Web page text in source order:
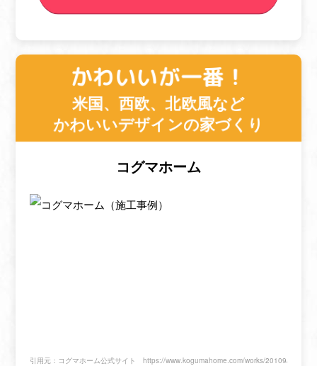
かわいいが一番！
米国、西欧、北欧風など
かわいいデザインの家づくり
コグマホーム
引用元：コグマホーム公式サイトhttps://www.kogumahome.com/works/20109/